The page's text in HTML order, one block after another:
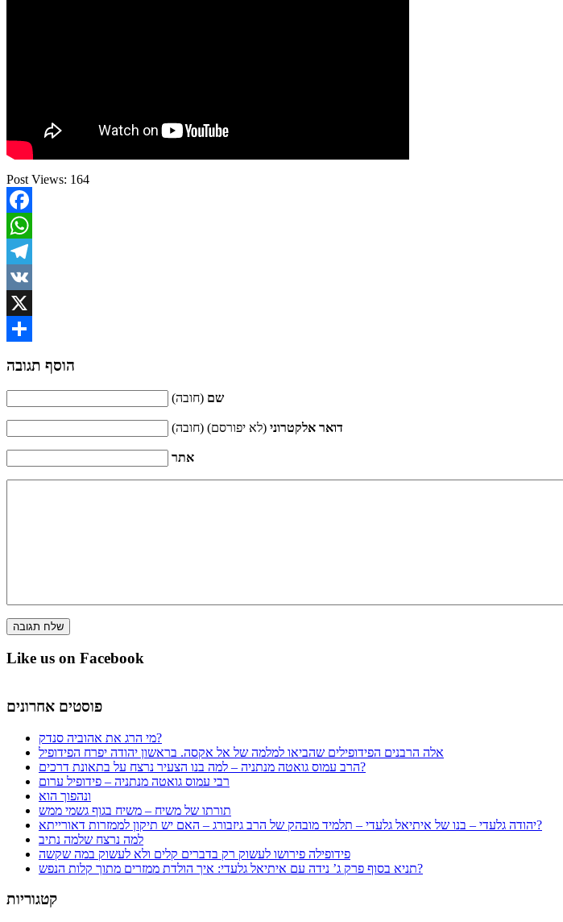
Post Views: 164
Facebook
WhatsApp
Telegram
VK
X
הוסף תגובה
שם (חובה)
דואר אלקטרוני (לא יפורסם) (חובה)
אתר
Like us on Facebook
פוסטים אחרונים
מי הרג את אהוביה סנדק?
אלה הרבנים הפידופילים שהביאו למלמה של אל אקסה. בראשון יהודה יפרח הפידופיל
הרב עמוס גואטה מנתניה – למה בנו הצעיר נרצח על בתאונת דרכים?
רבי עמוס גואטה מנתניה – פידופיל ערום
ונהפוך הוא
תורתו של משיח – משיח בגוף גשמי ממש
יהודה גלעדי – בנו של איתיאל גלעדי – תלמיד מובהק של הרב גיזבורג – האם יש תיקון לממזרות דאורייתא?
למה נרצח שלמה נתיב
פידופילה פירושו לעשוק רק בדברים קלים ולא לעשוק במה שקשה
תניא בסוף פרק ג’ נידה עם איתיאל גלעדי: איך הולדת ממזרים מתוך קלות הנפש?
קטגוריות